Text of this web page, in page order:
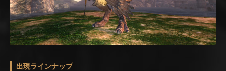
出現ラインナップ